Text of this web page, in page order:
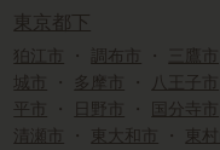
東京都下
狛江市 ・ 調布市 ・ 三鷹市
城市
・ 多摩市 ・ 八王子市
平市
・ 日野市 ・ 国分寺市
清瀬市
・ 東大和市 ・ 東村